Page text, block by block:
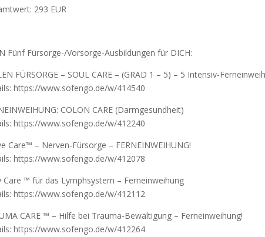
293 EUR
Fünf Fürsorge-/Vorsorge-Ausbildungen für DICH:
FÜRSORGE – SOUL CARE – (GRAD 1 – 5) – 5 Intensiv-
https://www.sofengo.de/w/414540
COLON CARE (Darmgesundheit)
https://www.sofengo.de/w/412240
Care™ – Nerven-Fürsorge – FERNEINWEIHUNG!
https://www.sofengo.de/w/412078
Care ™ für das Lymphsystem – Ferneinweihung
https://www.sofengo.de/w/412112
CARE ™ – Hilfe bei Trauma-Bewältigung – Ferneinweihung!
https://www.sofengo.de/w/412264